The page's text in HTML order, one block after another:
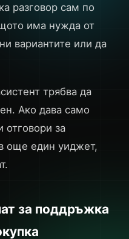
разговор сам по
има нужда от
вариантите или да
трябва да
Ако дава само
отговори за
още един уиджет,
за поддръжка